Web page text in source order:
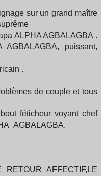
sur un grand maître
ALPHA AGBALAGBA .
puissant,
.
de couple et tous
féticheur voyant chef
AGBALAGBA.
AFFECTIF,LE